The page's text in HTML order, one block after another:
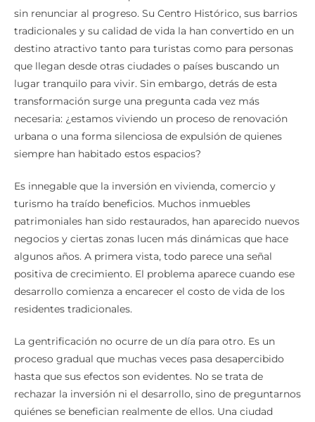
sin renunciar al progreso. Su Centro Histórico, sus barrios
tradicionales y su calidad de vida la han convertido en un
destino atractivo tanto para turistas como para personas
que llegan desde otras ciudades o países buscando un
lugar tranquilo para vivir. Sin embargo, detrás de esta
transformación surge una pregunta cada vez más
necesaria: ¿estamos viviendo un proceso de renovación
urbana o una forma silenciosa de expulsión de quienes
siempre han habitado estos espacios?
Es innegable que la inversión en vivienda, comercio y
turismo ha traído beneficios. Muchos inmuebles
patrimoniales han sido restaurados, han aparecido nuevos
negocios y ciertas zonas lucen más dinámicas que hace
algunos años. A primera vista, todo parece una señal
positiva de crecimiento. El problema aparece cuando ese
desarrollo comienza a encarecer el costo de vida de los
residentes tradicionales.
La gentrificación no ocurre de un día para otro. Es un
proceso gradual que muchas veces pasa desapercibido
hasta que sus efectos son evidentes. No se trata de
rechazar la inversión ni el desarrollo, sino de preguntarnos
quiénes se benefician realmente de ellos. Una ciudad